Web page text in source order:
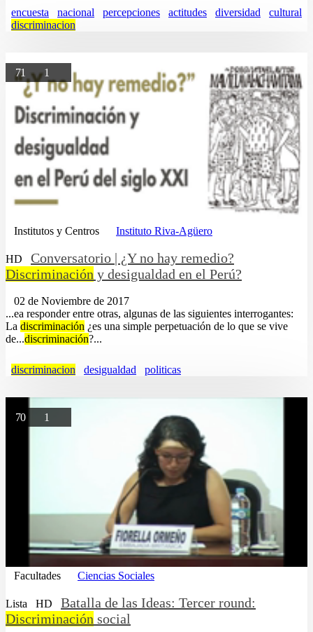
encuesta nacional percepciones actitudes diversidad
cultural
discriminacion
71 1
Institutos y Centros Instituto Riva-Agüero
HD
Conversatorio | ¿Y no hay remedio?
Discriminación y desigualdad en el Perú?
02 de Noviembre de 2017
...ea responder entre otras, algunas de las siguientes interrogantes:
La discriminación ¿es una simple perpetuación de lo que se vive
de...discriminación?...
discriminacion desigualdad politicas
70 1
Facultades Ciencias Sociales
Lista HD
Batalla de las Ideas: Tercer round:
Discriminación social